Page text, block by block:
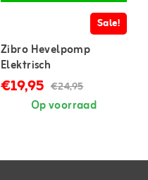
Sale!
Zibro Hevelpomp
Elektrisch
€19,95 €24,95
Op voorraad